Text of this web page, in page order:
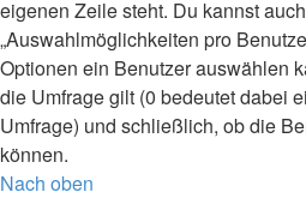
eigenen Zeile steht. Du kannst
„Auswahlmöglichkeiten pro
Optionen ein Benutzer auswählen
die Umfrage gilt (0 bedeutet dabei
Umfrage) und schließlich, ob die
können.
Nach oben